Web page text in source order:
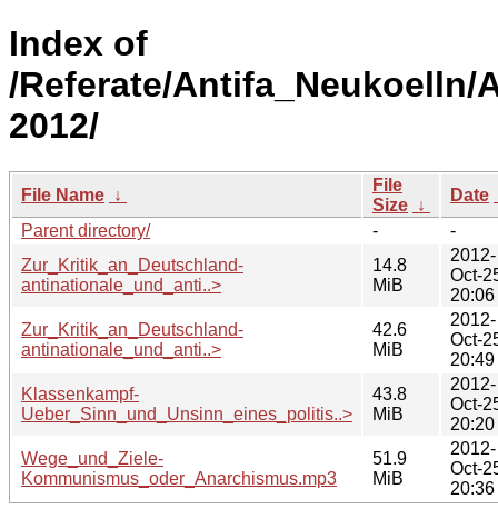
Index of
/Referate/Antifa_Neukoelln/
2012/
File Name ↓
File
Size ↓
Date
Parent directory/
-
-
Zur_Kritik_an_Deutschland-
antinationale_und_anti..>
14.8
MiB
2012-
Oct-
20:06
Zur_Kritik_an_Deutschland-
antinationale_und_anti..>
42.6
MiB
2012-
Oct-
20:49
Klassenkampf-
Ueber_Sinn_und_Unsinn_eines_politis..>
43.8
MiB
2012-
Oct-
20:20
Wege_und_Ziele-
Kommunismus_oder_Anarchismus.mp3
51.9
MiB
2012-
Oct-
20:36